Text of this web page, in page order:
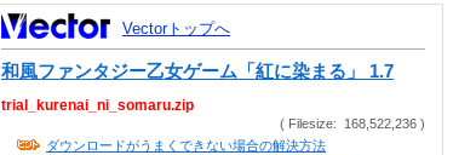
Vectorトップへ
和風ファンタジー乙女ゲーム「紅に染まる」 1.7
trial_kurenai_ni_somaru.zip
( Filesize: 168,522,236 )
ダウンロードがうまくできない場合の解決方法